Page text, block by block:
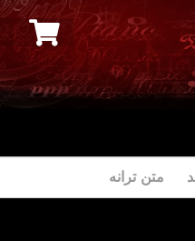
متن ترانه